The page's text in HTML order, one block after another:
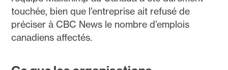
touchée, bien que l’entreprise ait refusé de
préciser à CBC News le nombre d’emplois
canadiens affectés.